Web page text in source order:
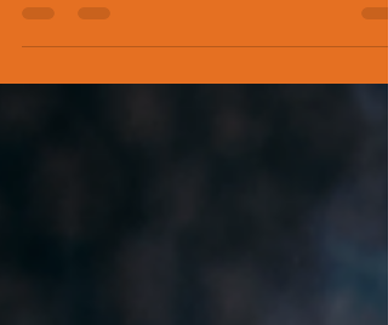
räntätään.